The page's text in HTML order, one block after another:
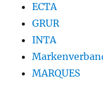
ECTA
GRUR
INTA
MARQUES